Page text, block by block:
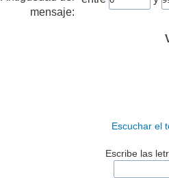
mensaje:
Escuchar el
Escribe las